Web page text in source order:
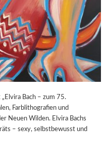
0
.
G
E
B
U
R
S
T
A
G
E
“
I
N
D
E
R
O
R
N
F
Bach – zum 75.
Farblithografien und
Neuen Wilden. Elvira Bachs
– sexy, selbstbewusst und